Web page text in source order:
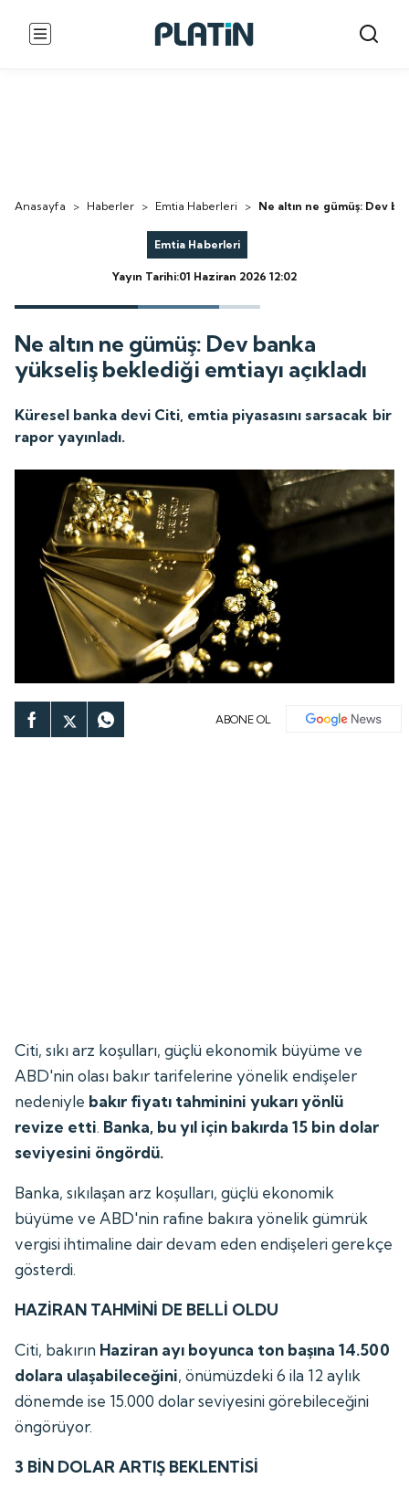
Anasayfa > Haberler > Emtia Haberleri > Ne altın ne gümüş: Dev
Emtia Haberleri
Yayın Tarihi:01 Haziran 2026 12:02
Ne altın ne gümüş: Dev banka
yükseliş beklediği emtiayı açıkladı
Küresel banka devi Citi, emtia piyasasını sarsacak bir
rapor yayınladı.
ABONE OL
Citi, sıkı arz koşulları, güçlü ekonomik büyüme ve
ABD'nin olası bakır tarifelerine yönelik endişeler
nedeniyle bakır fiyatı tahminini yukarı yönlü
revize etti. Banka, bu yıl için bakırda 15 bin dolar
seviyesini öngördü.
Banka, sıkılaşan arz koşulları, güçlü ekonomik
büyüme ve ABD'nin rafine bakıra yönelik gümrük
vergisi ihtimaline dair devam eden endişeleri gerekçe
gösterdi.
HAZİRAN TAHMİNİ DE BELLİ OLDU
Citi, bakırın Haziran ayı boyunca ton başına 14.500
dolara ulaşabileceğini, önümüzdeki 6 ila 12 aylık
dönemde ise 15.000 dolar seviyesini görebileceğini
öngörüyor.
3 BİN DOLAR ARTIŞ BEKLENTİSİ